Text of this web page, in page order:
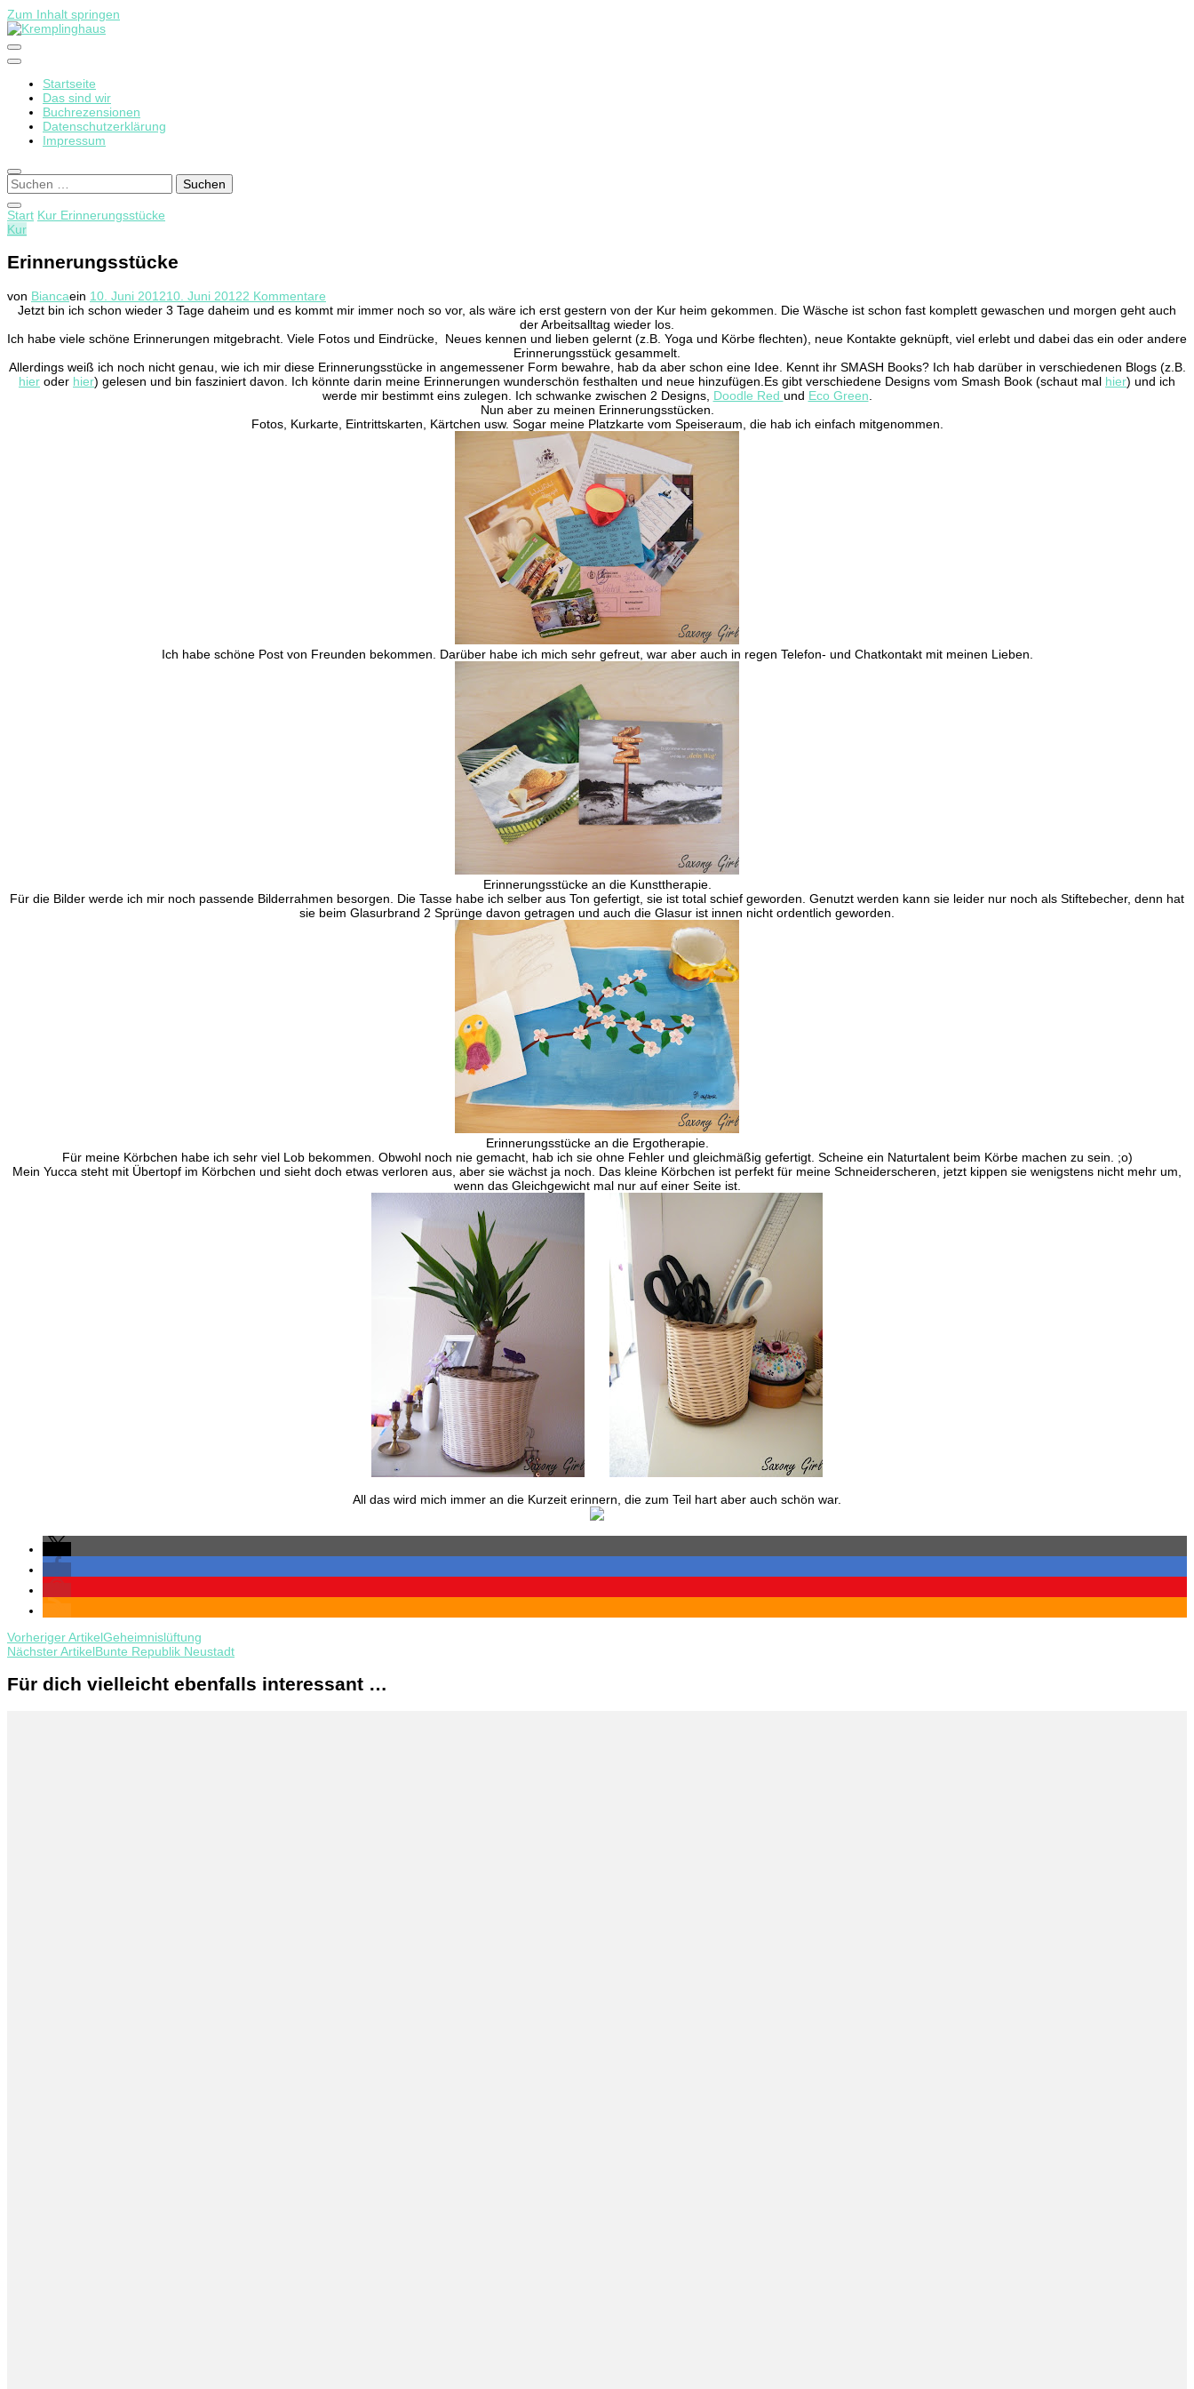
Zum Inhalt springen
Kremplinghaus
Startseite
Das sind wir
Buchrezensionen
Datenschutzerklärung
Impressum
Suchen
nach:
Start Kur Erinnerungsstücke
Kur
Erinnerungsstücke
von Biancaein 10. Juni 201210. Juni 20122 Kommentare
Erinnerungsstücke
Jetzt bin ich schon wieder 3 Tage daheim und es kommt mir immer noch so vor, als wäre ich erst gestern von der Kur heim gekommen. Die Wäsche ist schon fast komplett gewaschen und morgen geht auch
der Arbeitsalltag wieder los.
Ich habe viele schöne Erinnerungen mitgebracht. Viele Fotos und Eindrücke, Neues kennen und lieben gelernt (z.B. Yoga und Körbe flechten), neue Kontakte geknüpft, viel erlebt und dabei das ein oder andere
Erinnerungsstück gesammelt.
Allerdings weiß ich noch nicht genau, wie ich mir diese Erinnerungsstücke in angemessener Form bewahre, hab da aber schon eine Idee. Kennt ihr SMASH Books? Ich hab darüber in verschiedenen Blogs (z.B.
hier oder hier) gelesen und bin fasziniert davon. Ich könnte darin meine Erinnerungen wunderschön festhalten und neue hinzufügen.Es gibt verschiedene Designs vom Smash Book (schaut mal hier) und ich
werde mir bestimmt eins zulegen. Ich schwanke zwischen 2 Designs, Doodle Red und Eco Green
Nun aber zu meinen Erinnerungsstücken.
Fotos, Kurkarte, Eintrittskarten, Kärtchen usw. Sogar meine Platzkarte vom Speiseraum, die hab ich einfach mitgenommen.
Ich habe schöne Post von Freunden bekommen. Darüber habe ich mich sehr gefreut, war aber auch in regen Telefon- und Chatkontakt mit meinen Lieben.
Erinnerungsstücke an die Kunsttherapie.
Für die Bilder werde ich mir noch passende Bilderrahmen besorgen. Die Tasse habe ich selber aus Ton gefertigt, sie ist total schief geworden. Genutzt werden kann sie leider nur noch als Stiftebecher, denn hat
sie beim Glasurbrand 2 Sprünge davon getragen und auch die Glasur ist innen nicht ordentlich geworden.
Erinnerungsstücke an die Ergotherapie.
Für meine Körbchen habe ich sehr viel Lob bekommen. Obwohl noch nie gemacht, hab ich sie ohne Fehler und gleichmäßig gefertigt. Scheine ein Naturtalent beim Körbe machen zu sein. ;o)
Mein Yucca steht mit Übertopf im Körbchen und sieht doch etwas verloren aus, aber sie wächst ja noch. Das kleine Körbchen ist perfekt für meine Schneiderscheren, jetzt kippen sie wenigstens nicht mehr um,
wenn das Gleichgewicht mal nur auf einer Seite ist.
All das wird mich immer an die Kurzeit erinnern, die zum Teil hart aber auch schön war.
Beitragsnavigation
Vorheriger ArtikelGeheimnislüftung
Nächster ArtikelBunte Republik Neustadt
Für dich vielleicht ebenfalls interessant …